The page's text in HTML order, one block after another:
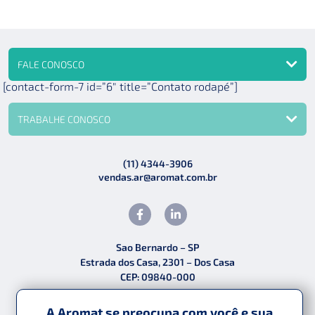
FALE CONOSCO
[contact-form-7 id=”6″ title=”Contato rodapé”]
TRABALHE CONOSCO
(11) 4344-3906
vendas.ar@aromat.com.br
Sao Bernardo – SP
Estrada dos Casa, 2301 – Dos Casa
CEP: 09840-000